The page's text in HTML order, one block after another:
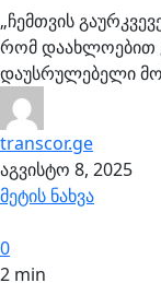
„ჩემთვის
რომ დაახლოებით
დაუსრულებელი
transcor.ge
აგვისტო 8, 2025
მეტის ნახვა
0
2 min